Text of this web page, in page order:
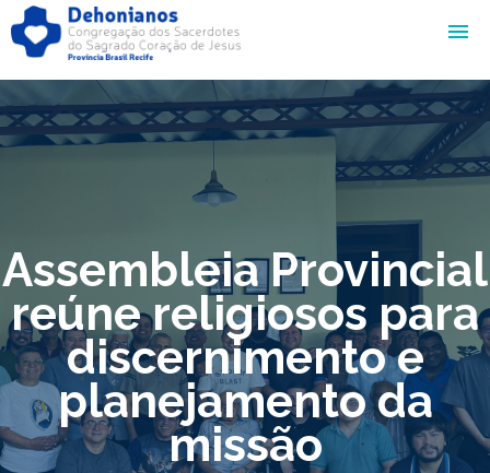
Assembleia Provincial
reúne religiosos para
discernimento e
planejamento da
missão